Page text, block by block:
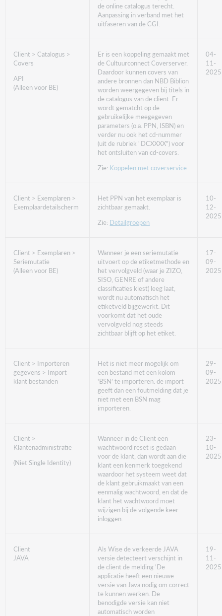
de online catalogus terecht.
Aanpassing in verband met het
uitfaseren van de CGI.
Client > Catalogus >
Covers
API
(Alleen voor BE)
Er is een koppeling gemaakt met
de Cultuurconnect Coverserver.
Daardoor kunnen covers van
andere bronnen dan NBD Biblion
worden weergegeven bij titels in
de catalogus van de client. Er
wordt gematcht op de
gebruikelijke meegegeven
parameters (o.a. PPN, ISBN) en
verder nu ook het cd-nummer
(uit de rubriek "DCXXXX") voor
het ontsluiten van cd-covers.
Zie: Koppelen met coverservice
04-
11-
2025
Client > Exemplaren >
Exemplaardetailscherm
Het PPN van het exemplaar is
zichtbaar gemaakt.
Zie: Detailgroepen
10-
12-
2025
Client > Exemplaren >
Seriemutatie
(Alleen voor BE)
Wanneer je een seriemutatie
uitvoert op de etiketmethode en
het vervolgveld (waar je ZIZO,
SISO, GENRE of andere
classificaties kiest) leeg laat,
wordt nu automatisch het
etiketveld bijgewerkt. Dit
voorkomt dat het oude
vervolgveld nog steeds
zichtbaar blijft op het etiket.
17-
09-
2025
Client > Importeren
gegevens > Import
klant bestanden
Het is niet meer mogelijk om
een bestand met een kolom
‘BSN’ te importeren: de import
geeft dan een foutmelding dat je
niet met een BSN mag
importeren.
29-
09-
2025
Client >
Klantenadministratie
(Niet Single Identity)
Wanneer in de Client een
wachtwoord reset is gedaan
voor de klant, dan wordt aan die
klant een kenmerk toegekend
waardoor het systeem weet dat
de klant gebruikmaakt van een
eenmalig wachtwoord, en dat de
klant het wachtwoord moet
wijzigen bij de volgende keer
inloggen.
23-
10-
2025
Client
JAVA
Als Wise de verkeerde JAVA
versie detecteert verschijnt in
de client de melding 'De
applicatie heeft een nieuwe
versie van Java nodig om correct
te kunnen werken. De
benodigde versie kan niet
automatisch worden
19-
11-
2025